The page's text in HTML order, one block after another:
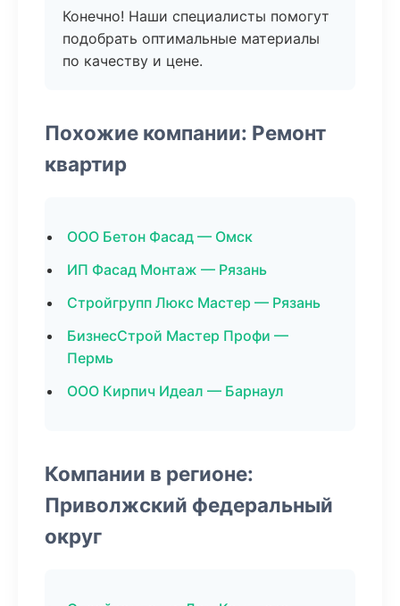
Конечно! Наши специалисты помогут
подобрать оптимальные материалы
по качеству и цене.
Похожие компании: Ремонт
квартир
ООО Бетон Фасад — Омск
ИП Фасад Монтаж — Рязань
Стройгрупп Люкс Мастер — Рязань
БизнесСтрой Мастер Профи —
Пермь
ООО Кирпич Идеал — Барнаул
Компании в регионе:
Приволжский федеральный
округ